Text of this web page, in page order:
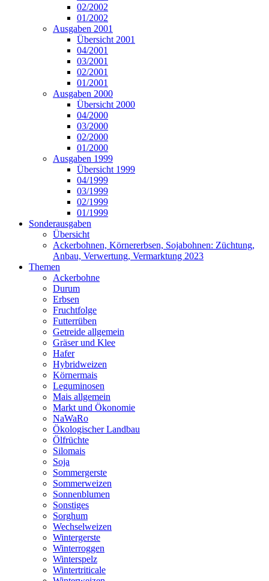
02/2002
01/2002
Ausgaben 2001
Übersicht 2001
04/2001
03/2001
02/2001
01/2001
Ausgaben 2000
Übersicht 2000
04/2000
03/2000
02/2000
01/2000
Ausgaben 1999
Übersicht 1999
04/1999
03/1999
02/1999
01/1999
Sonderausgaben
Übersicht
Ackerbohnen, Körnererbsen, Sojabohnen: Züchtung,
Anbau, Verwertung, Vermarktung 2023
Themen
Ackerbohne
Durum
Erbsen
Fruchtfolge
Futterrüben
Getreide allgemein
Gräser und Klee
Hafer
Hybridweizen
Körnermais
Leguminosen
Mais allgemein
Markt und Ökonomie
NaWaRo
Ökologischer Landbau
Ölfrüchte
Silomais
Soja
Sommergerste
Sommerweizen
Sonnenblumen
Sonstiges
Sorghum
Wechselweizen
Wintergerste
Winterroggen
Winterspelz
Wintertriticale